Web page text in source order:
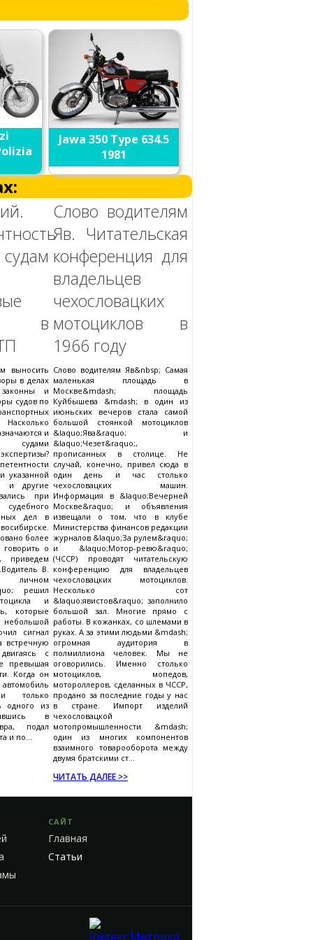
Jawa 350 Type 634.5
1981
в
выносить
в делах
и
судов по
и
указанной
и другие
при
дел в
более
о
приведем
В.
решил
и
которые
сигнал
встречную
с
превышая
Когда он
автомобиль
только
одного из
в
подал
и по...
Слово водителям
Яв. Читательская
конференция для
владельцев
чехословацких
мотоциклов в
1966 году
Слово водителям Яв&nbsp; Самая
маленькая площадь в
Москве&mdash; площадь
Куйбышева &mdash; в один из
июньских вечеров стала самой
большой стоянкой мотоциклов
&laquo;Ява&raquo; и
&laquo;Чезет&raquo;,
прописанных в столице. Не
случай, конечно, привел сюда в
один день и час столько
чехословацких машин.
Информация в &laquo;Вечерней
Москве&raquo; и объявления
извещали о том, что в клубе
Министерства финансов редакции
журналов &laquo;За рулем&raquo;
и &laquo;Мотор-ревю&raquo;
(ЧССР) проводят читательскую
конференцию для владельцев
чехословацких мотоциклов.
Несколько сот
&laquo;явистов&raquo; заполнило
большой зал. Многие прямо с
работы. В кожанках, со шлемами в
руках. А за этими людьми &mdash;
огромная аудитория в
полмиллиона человек. Мы не
оговорились. Именно столько
мотоциклов, мопедов,
мотороллеров, сделанных в ЧССР,
продано за последние годы у нас
в стране. Импорт изделий
чехословацкой
мотопромышленности &mdash;
один из многих компонентов
взаимного товарооборота между
двумя братскими ст...
ЧИТАТЬ ДАЛЕЕ >>
САЙТ
Главная
Статьи